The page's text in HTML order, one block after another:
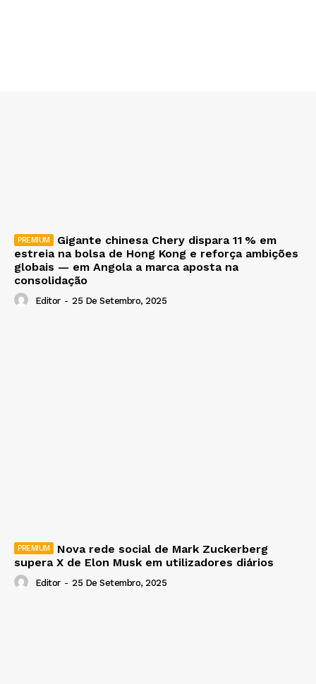
Gigante chinesa Chery dispara 11 % em
estreia na bolsa de Hong Kong e reforça ambições
globais — em Angola a marca aposta na
consolidação
Editor - 25 De Setembro, 2025
Nova rede social de Mark Zuckerberg
supera X de Elon Musk em utilizadores diários
Editor - 25 De Setembro, 2025